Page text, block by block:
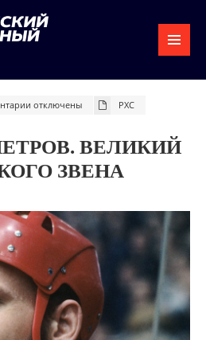
к
Великий
центр
великого
звена
отключены РХС
ВЕЛИКИЙ
ЗВЕНА